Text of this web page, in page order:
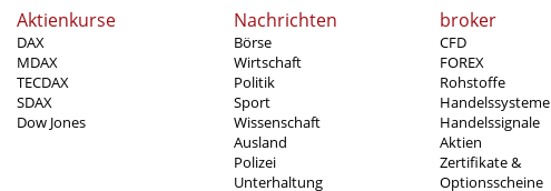
Aktienkurse
DAX
MDAX
TECDAX
SDAX
Dow Jones
Nachrichten
Börse
Wirtschaft
Politik
Sport
Wissenschaft
Ausland
Polizei
Unterhaltung
broker
CFD
FOREX
Rohstoffe
Handelssysteme
Handelssignale
Aktien
Zertifikate &
Optionsscheine